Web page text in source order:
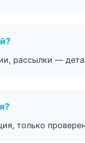
рассылки —
только